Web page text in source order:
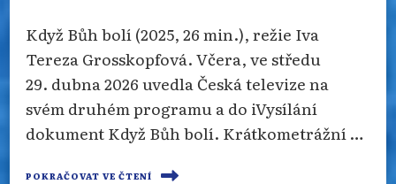
Když Bůh bolí (2025, 26 min.), režie Iva
Tereza Grosskopfová. Včera, ve středu
29. dubna 2026 uvedla Česká televize na
svém druhém programu a do iVysílání
dokument Když Bůh bolí. Krátkometrážní …
POKRAČOVAT VE ČTENÍ